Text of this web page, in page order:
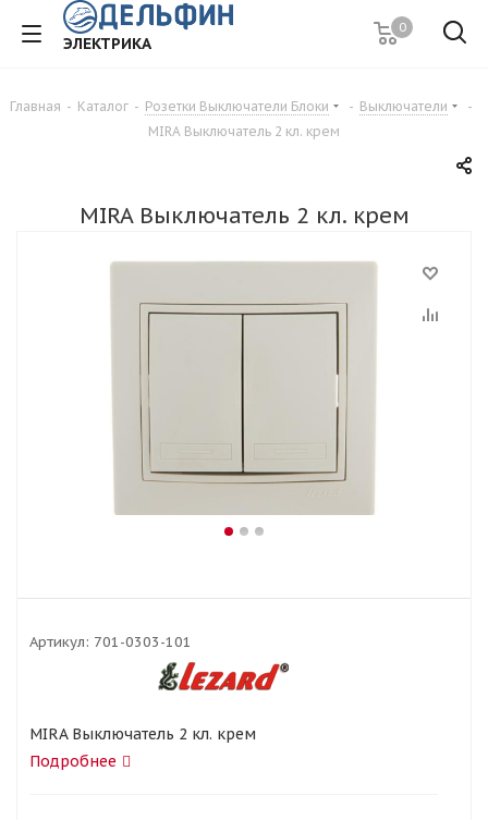
ЭЛЕКТРИКА
0
Главная - Каталог - Розетки Выключатели Блоки - Выключатели
-
MIRA Выключатель 2 кл. крем
MIRA Выключатель 2 кл. крем
Артикул: 701-0303-101
MIRA Выключатель 2 кл. крем
Подробнее